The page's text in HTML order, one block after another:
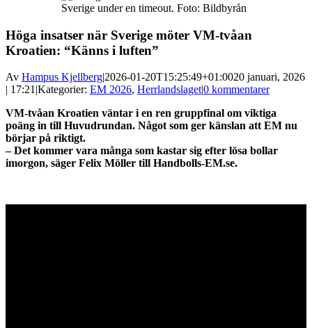
Sverige under en timeout. Foto: Bildbyrån
Höga insatser när Sverige möter VM-tvåan
Kroatien: “Känns i luften”
Av Hampus Kjellberg|2026-01-20T15:25:49+01:0020 januari, 2026
| 17:21|Kategorier: EM 2026, Herrlandslaget|0 kommentarer
VM-tvåan Kroatien väntar i en ren gruppfinal om viktiga
poäng in till Huvudrundan. Något som ger känslan att EM nu
börjar på riktigt.
– Det kommer vara många som kastar sig efter lösa bollar
imorgon, säger Felix Möller till Handbolls-EM.se.